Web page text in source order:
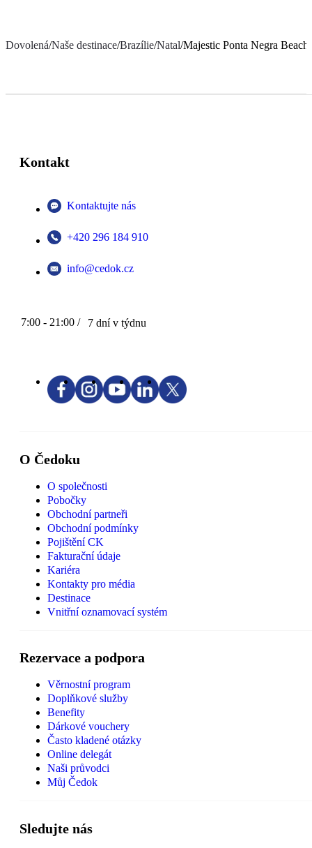
Dovolená/Naše destinace/Brazílie/Natal/Majestic Ponta Negra Beach
Kontakt
Kontaktujte nás
+420 296 184 910
info@cedok.cz
7:00 - 21:00 / 7 dní v týdnu
O Čedoku
O společnosti
Pobočky
Obchodní partneři
Obchodní podmínky
Pojištění CK
Fakturační údaje
Kariéra
Kontakty pro média
Destinace
Vnitřní oznamovací systém
Rezervace a podpora
Věrnostní program
Doplňkové služby
Benefity
Dárkové vouchery
Často kladené otázky
Online delegát
Naši průvodci
Můj Čedok
Sledujte nás